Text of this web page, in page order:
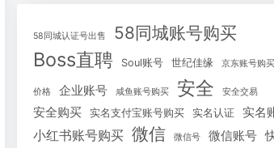
58同城认证号出售 58同城账号购买
Boss直聘 Soul账号 世纪佳缘 京东账号购买
价格 企业账号 咸鱼账号购买 安全 安全交易
安全购买 实名支付宝账号购买 实名认证 实名
小红书账号购买 微信 微信号 微信账号